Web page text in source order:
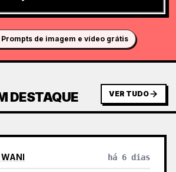
de imagem e vídeo grátis
DESTAQUE VER TUDO
há 6 dias